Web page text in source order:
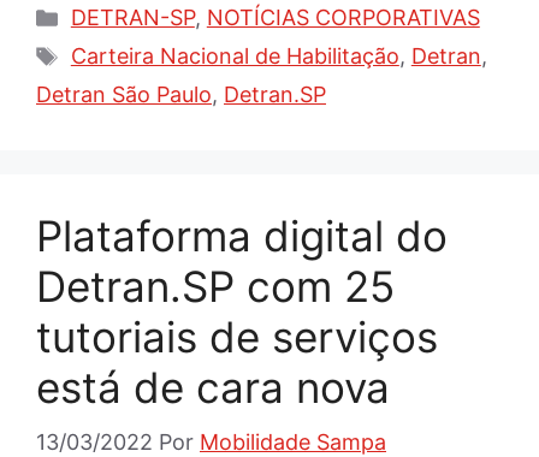
Categorias
DETRAN-SP, NOTÍCIAS CORPORATIVAS
Tags
Carteira Nacional de Habilitação, Detran,
Detran São Paulo, Detran.SP
Plataforma digital do
Detran.SP com 25
tutoriais de serviços
está de cara nova
13/03/2022 Por Mobilidade Sampa